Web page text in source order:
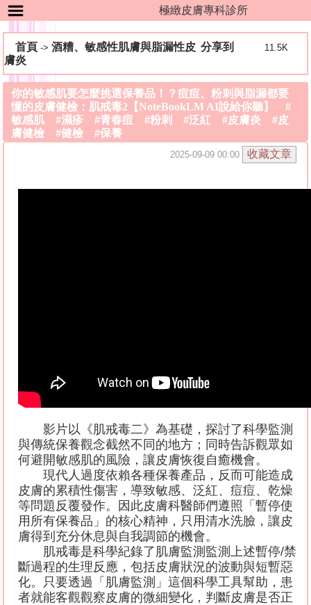
極緻皮膚專科診所
首頁 ->酒糟、敏感性肌膚與脂漏性皮
膚炎
分享到 11.5K
你的敏感肌要怎麼挑選保養品！？痘痘、粉刺與脂漏都要
懂的皮膚健檢：肌戒毒2【NoteBookLM AI說給你聽】 #
敏感肌 #濕疹 #青春痘 #粉刺 #泛紅 #皮膚炎 #皮
膚健檢 #健檢 #保養
2025-09-09 00:00
影片以《肌戒毒二》為基礎，探討了科學監測
與傳統保養觀念截然不同的地方；同時告訴觀眾如
何避開敏感肌的風險，讓皮膚恢復自癒機會。
現代人過度依賴各種保養產品，反而可能造成
皮膚的累積性傷害，導致敏感、泛紅、痘痘、乾燥
等問題反覆發作。因此皮膚科醫師們遵照「暫停使
用所有保養品」的核心精神，只用清水洗臉，讓皮
膚得到充分休息與自我調節的機會。
肌戒毒是科學紀錄了肌膚監測監測上述暫停/禁
斷過程的生理反應，包括皮膚狀況的波動與短暫惡
化。只要透過「肌膚監測」這個科學工具幫助，患
者就能客觀觀察皮膚的微細變化，判斷皮膚是否正